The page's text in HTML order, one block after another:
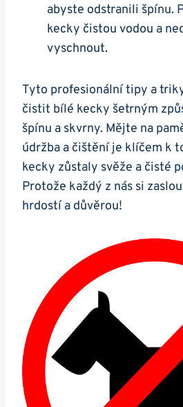
abyste ⁢odstranili špínu.
kecky ‌čistou⁢ vodou a
⁣vyschnout.
Tyto profesionální tipy ‌a
čistit bílé kecky‌ šetrným
špínu a skvrny. Mějte na
údržba a čištění⁤ je klíčem k
kecky zůstaly svěže ⁢a čisté
Protože každý ‍z nás si
hrdostí a důvěrou!